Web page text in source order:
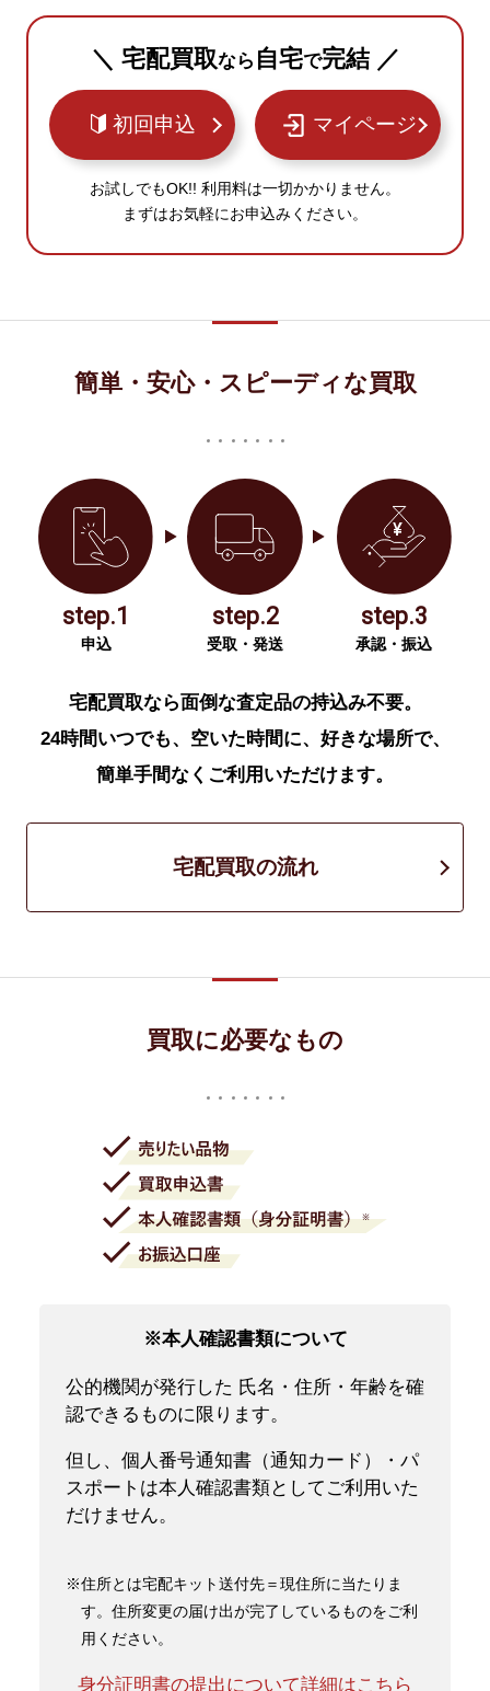
＼ 宅配買取なら 自宅で完結 ／
初回申込 マイページ
お試しでもOK!! 利用料は一切かかりません。
まずはお気軽にお申込みください。
簡単・安心・スピーディな買取
step.1
申込
step.2
受取・発送
step.3
承認・振込
宅配買取なら面倒な査定品の持込み不要。
24時間いつでも、空いた時間に、好きな場所で、
簡単手間なくご利用いただけます。
宅配買取の流れ
買取に必要なもの
※本人確認書類について
公的機関が発行した 氏名・住所・年齢を確
認できるものに限ります。
但し、個人番号通知書（通知カード）・パ
スポートは本人確認書類としてご利用いた
だけません。
※住所とは宅配キット送付先＝現住所に当たりま
す。住所変更の届け出が完了しているものをご利
用ください。
身分証明書の提出について詳細はこちら